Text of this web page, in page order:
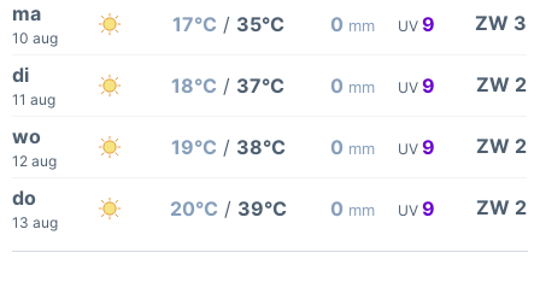
ma
10 aug
17°C / 35°C 0 mm UV 9 ZW 3
di
11 aug
18°C / 37°C 0 mm UV 9 ZW 2
wo
12 aug
19°C / 38°C 0 mm UV 9 ZW 2
do
13 aug
20°C / 39°C 0 mm UV 9 ZW 2